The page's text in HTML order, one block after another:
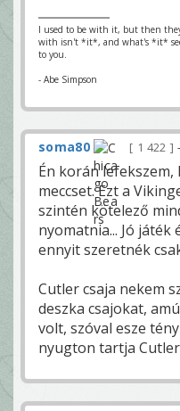
I used to be with it, but then
with isn't *it*, and what's *it*
to you.
- Abe Simpson
soma80 1 422
Én korán
meccset. Ezt a
szintén kötelező
nyomatnia... Jó játék
ennyit szeretnék
Cutler csaja nekem
deszka csajokat,
volt, szóval esze
nyugton tartja